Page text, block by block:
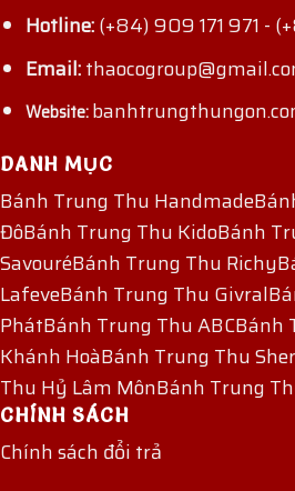
Hotline:(+84) 909 171 971 -
Email:
Website:
DANH MỤC
Bánh Trung Thu Handmade
ĐôBánh Trung Thu KidoBánh
SavouréBánh Trung Thu Richy
LafeveBánh Trung Thu Givral
PhátBánh Trung Thu ABCBánh
Khánh HoàBánh Trung Thu
Thu Hỷ Lâm MônBánh Trung
CHÍNH SÁCH
Chính sách đổi trả